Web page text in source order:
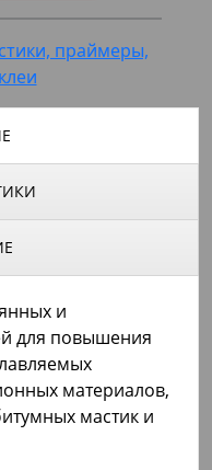
праймеры,
и
для повышения
материалов,
мастик и